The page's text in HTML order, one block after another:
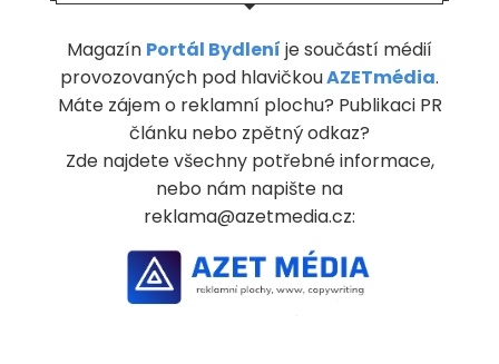
Magazín Portál Bydlení je součástí médií
provozovaných pod hlavičkouAZETmédia.
Máte zájem o reklamní plochu? Publikaci PR
článku nebo zpětný odkaz?
Zde najdete všechny potřebné informace,
nebo nám napište na
reklama@azetmedia.cz: